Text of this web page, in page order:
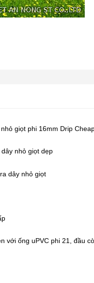
giọt phi 16mm Drip
dây nhỏ giọt dẹp
với ống uPVC phi 21, đầu